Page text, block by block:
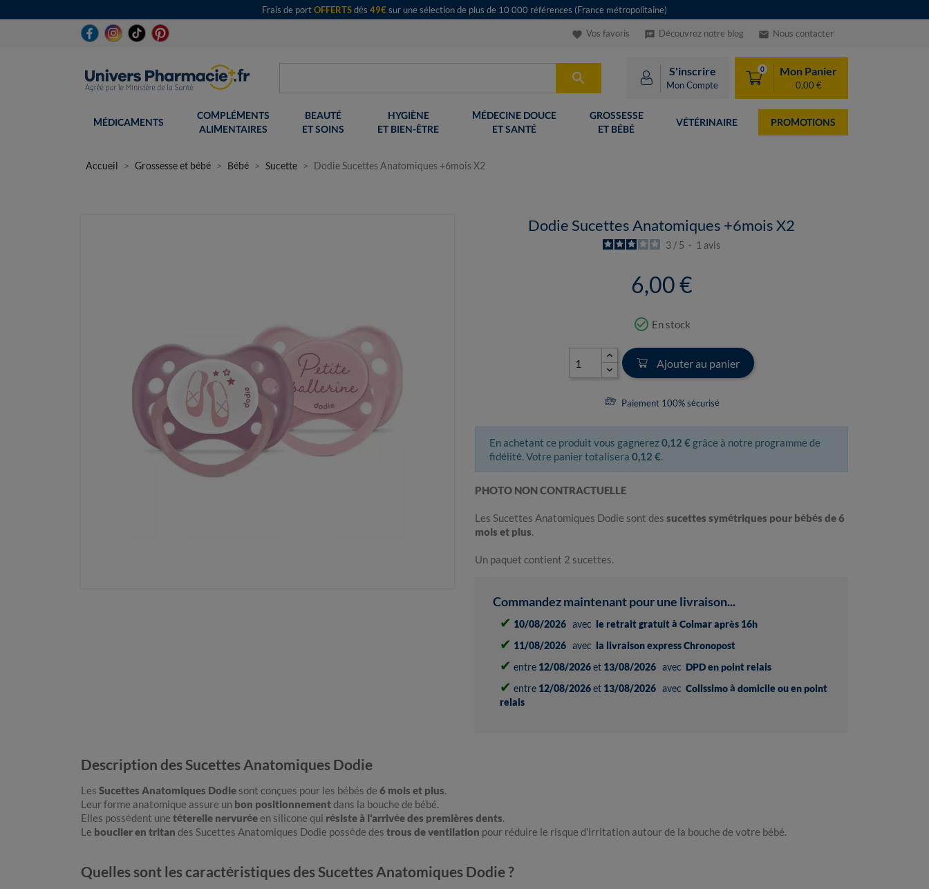
Frais de portOFFERTSdès 49€sur une sélection de plus de 10 000 références (France métropolitaine)
favorite Vos favoris speaker_notes Découvrez notre blog email Nous contacter
 S'inscrire
Mon Compte
0 Mon Panier
0,00 €
MÉDICAMENTS
COMPLÉMENTS
ALIMENTAIRES
BEAUTÉ
ET SOINS
HYGIÈNE
ET BIEN-ÊTRE
MÉDECINE DOUCE
ET SANTÉ
GROSSESSE
ET BÉBÉ
VÉTÉRINAIRE PROMOTIONS
Accueil Grossesse et bébé Bébé Sucette Dodie Sucettes Anatomiques +6mois X2
Dodie Sucettes Anatomiques +6mois X2
3 / 5 - 1 avis
6,00 €
check_circle_outline En stock
Ajouter au panier
Paiement 100% sécurisé
En achetant ce produit vous gagnerez0,12 € grâce à notre programme de
fidélité. Votre panier totalisera 0,12 €.
PHOTO NON CONTRACTUELLE
Les Sucettes Anatomiques Dodie sont des sucettes symétriques pour bébés de 6
mois et plus.
Un paquet contient 2 sucettes.
Commandez maintenant pour une livraison...
✔ 10/08/2026 avec le retrait gratuit à Colmar après 16h
✔ 11/08/2026 avec la livraison express Chronopost
✔ entre 12/08/2026et 13/08/2026 avec DPD en point relais
✔ entre 12/08/2026et 13/08/2026 avec Colissimo à domicile ou en point
relais
Description des Sucettes Anatomiques Dodie
Les Sucettes Anatomiques Dodie sont conçues pour les bébés de 6 mois et plus.
Leur forme anatomique assure un bon positionnementdans la bouche de bébé.
Elles possèdent une téterelle nervuréeen silicone qui résiste à l'arrivée des premières dents.
Le bouclier en tritan des Sucettes Anatomiques Dodie possède des trous de ventilation pour réduire le risque d'irritation autour de la bouche de votre bébé.
Quelles sont les caractéristiques des Sucettes Anatomiques Dodie ?